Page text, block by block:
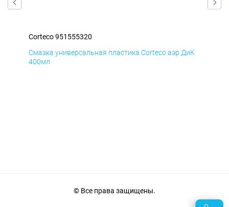
Corteco 951555320
Смазка универсальная пластика Corteco аэр ДиК
400мл
© Все права защищены.